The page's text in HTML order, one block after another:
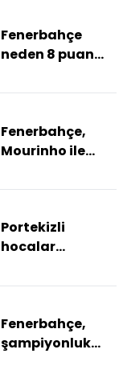
Fenerbahçe
neden 8 puan
Fenerbahçe,
Mourinho ile
mi?
Portekizli
hocalar
yaramadı
Fenerbahçe,
şampiyonluk